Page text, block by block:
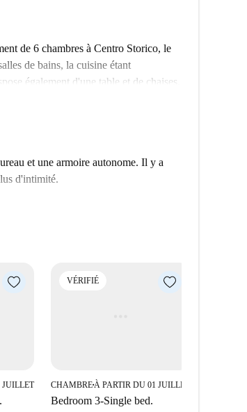
de 6 chambres à Centro Storico, le
de bains, la cuisine étant
également d'une table et de chaises,
pourvues de toilettes, d'un bidet, d'un
c'est facile pour vous de vous
et une armoire autonome. Il y a
d'intimité.
JUILLET
VÉRIFIÉ
CHAMBRE■À PARTIR DU 01 JUILLET
Bedroom 3-Single bed.